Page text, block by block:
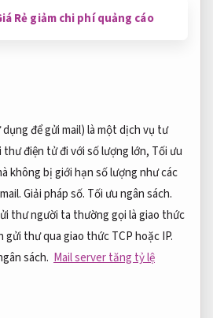
Rẻ giảm chi phí quảng cáo
để gửi mail) là một dịch vụ tư
điện tử đi với số lượng lớn, Tối ưu
không bị giới hạn số lượng như các
Giải pháp số. Tối ưu ngân sách.
thư người ta thường gọi là giao thức
gửi thư qua giao thức TCP hoặc IP.
sách. Mail server tăng tỷ lệ